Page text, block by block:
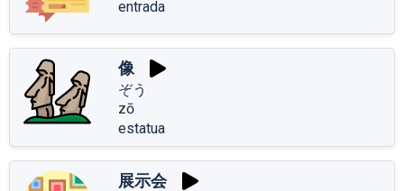
entrada
像
ぞう
zō
estatua
展示会